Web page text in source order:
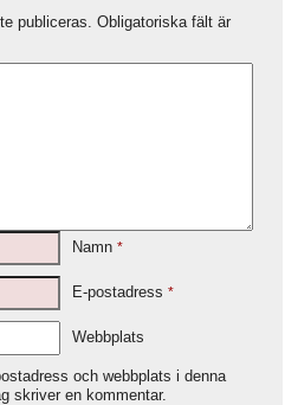
publiceras. Obligatoriska fält är
Namn *
E-postadress *
Webbplats
och webbplats i denna
skriver en kommentar.